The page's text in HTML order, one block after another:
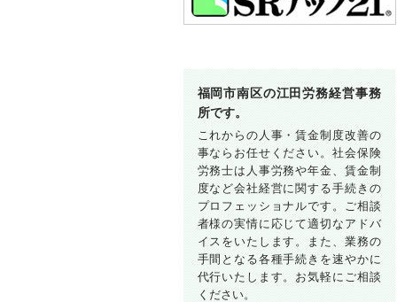
福岡市南区の江田労務経営事務
所です。
これからの人事・賃金制度改善の
事ならお任せください。社会保険
労務士は人事労務や年金、賃金制
度など会社経営に関する手続きの
プロフェッショナルです。ご相談
者様の実情に応じて適切なアドバ
イスをいたします。また、業務の
手間となる各種手続きを速やかに
代行いたします。お気軽にご相談
ください。